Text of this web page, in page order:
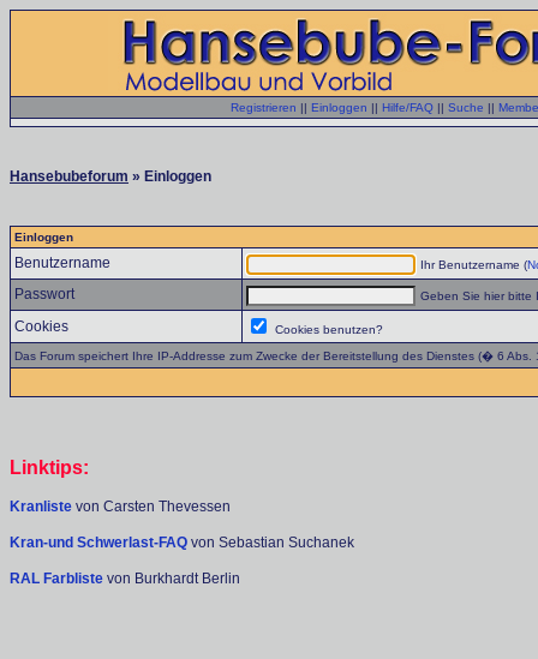
Registrieren || Einloggen || Hilfe/FAQ || Suche ||
Hansebubeforum » Einloggen
Einloggen
Benutzername Ihr Benutzername (
Passwort Geben Sie hier bitte
Cookies
Cookies benutzen?
Das Forum speichert Ihre IP-Addresse zum Zwecke der Bereitstellung des Dienstes (� 6
Linktips:
Kranliste von Carsten Thevessen
Kran-und Schwerlast-FAQ von Sebastian Suchanek
RAL Farbliste von Burkhardt Berlin